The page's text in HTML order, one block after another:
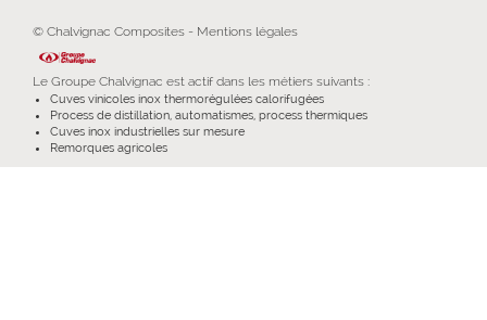
© Chalvignac Composites - Mentions légales
Le Groupe Chalvignac est actif dans les métiers suivants :
Cuves vinicoles inox thermorégulées calorifugées
Process de distillation, automatismes, process thermiques
Cuves inox industrielles sur mesure
Remorques agricoles